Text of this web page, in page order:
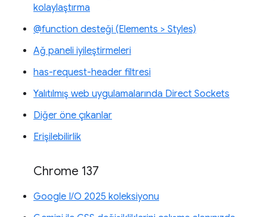
kolaylaştırma
@function desteği (Elements > Styles)
Ağ paneli iyileştirmeleri
has-request-header filtresi
Yalıtılmış web uygulamalarında Direct Sockets
Diğer öne çıkanlar
Erişilebilirlik
Chrome 137
Google I/O 2025 koleksiyonu